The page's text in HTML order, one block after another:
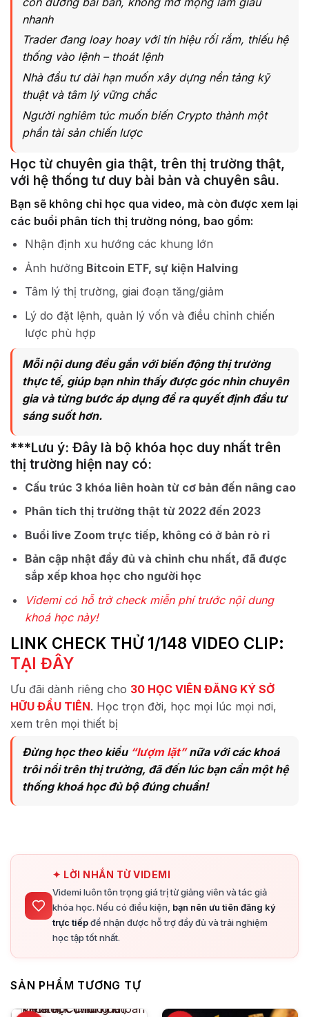
nhanh
Trader đang loay hoay với tín hiệu rối rắm, thiếu hệ
thống vào lệnh – thoát lệnh
Nhà đầu tư dài hạn muốn xây dựng nền tảng kỹ
thuật và tâm lý vững chắc
Người nghiêm túc muốn biến Crypto thành một
phần tài sản chiến lược
Học từ chuyên gia thật, trên thị trường thật,
với hệ thống tư duy bài bản và chuyên sâu.
Bạn sẽ không chỉ học qua video, mà còn được xem lại
các buổi phân tích thị trường nóng, bao gồm:
Nhận định xu hướng các khung lớn
Ảnh hưởng Bitcoin ETF, sự kiện Halving
Tâm lý thị trường, giai đoạn tăng/giảm
Lý do đặt lệnh, quản lý vốn và điều chỉnh chiến
lược phù hợp
Mỗi nội dung đều gắn với biến động thị trường
thực tế, giúp bạn nhìn thấy được góc nhìn chuyên
gia và từng bước áp dụng để ra quyết định đầu tư
sáng suốt hơn.
***Lưu ý: Đây là bộ khóa học duy nhất trên
thị trường hiện nay có:
Cấu trúc 3 khóa liên hoàn từ cơ bản đến nâng cao
Phân tích thị trường thật từ 2022 đến 2023
Buổi live Zoom trực tiếp, không có ở bản rò rỉ
Bản cập nhật đầy đủ và chỉnh chu nhất, đã được
sắp xếp khoa học cho người học
Videmi có hỗ trở check miễn phí trước nội dung
khoá học này!
LINK CHECK THỬ 1/148 VIDEO CLIP:
TẠI ĐÂY
Ưu đãi dành riêng cho 30 HỌC VIÊN ĐĂNG KÝ SỞ
HỮU ĐẦU TIÊN. Học trọn đời, học mọi lúc mọi nơi,
xem trên mọi thiết bị
Đừng học theo kiểu “lượm lặt”nữa với các khoá
trôi nổi trên thị trường, đã đến lúc bạn cần một hệ
thống khoá học đủ bộ đúng chuẩn!
✦ LỜI NHẮN TỪ VIDEMI
Videmi luôn tôn trọng giá trị từ giảng viên và tác giả
khóa học. Nếu có điều kiện, bạn nên ưu tiên đăng ký
trực tiếpđể nhận được hỗ trợ đầy đủ và trải nghiệm
học tập tốt nhất.
SẢN PHẨM TƯƠNG TỰ